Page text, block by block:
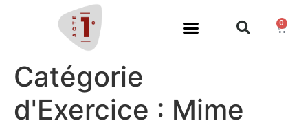
0
Catégorie
d'Exercice : Mime